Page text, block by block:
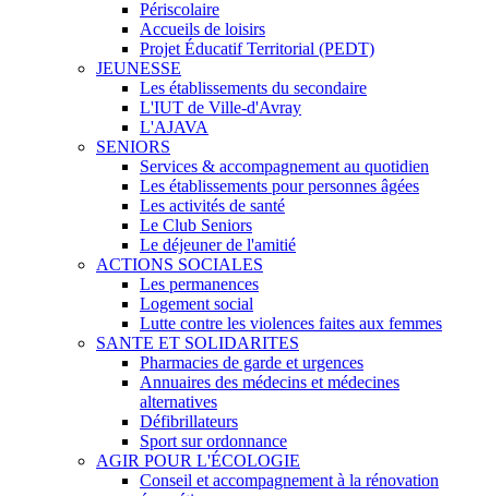
Périscolaire
Accueils de loisirs
Projet Éducatif Territorial (PEDT)
JEUNESSE
Les établissements du secondaire
L'IUT de Ville-d'Avray
L'AJAVA
SENIORS
Services & accompagnement au quotidien
Les établissements pour personnes âgées
Les activités de santé
Le Club Seniors
Le déjeuner de l'amitié
ACTIONS SOCIALES
Les permanences
Logement social
Lutte contre les violences faites aux femmes
SANTE ET SOLIDARITES
Pharmacies de garde et urgences
Annuaires des médecins et médecines
alternatives
Défibrillateurs
Sport sur ordonnance
AGIR POUR L'ÉCOLOGIE
Conseil et accompagnement à la rénovation